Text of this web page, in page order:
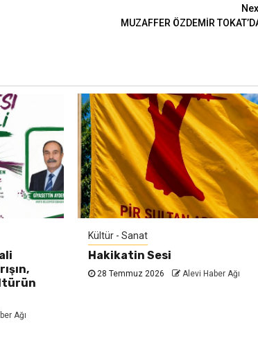
MUZAFFER ÖZDEMİR
Ağı
Kültür - Sanat
Hakikatin Sesi
28 Temmuz 2026 Alevi Haber Ağı